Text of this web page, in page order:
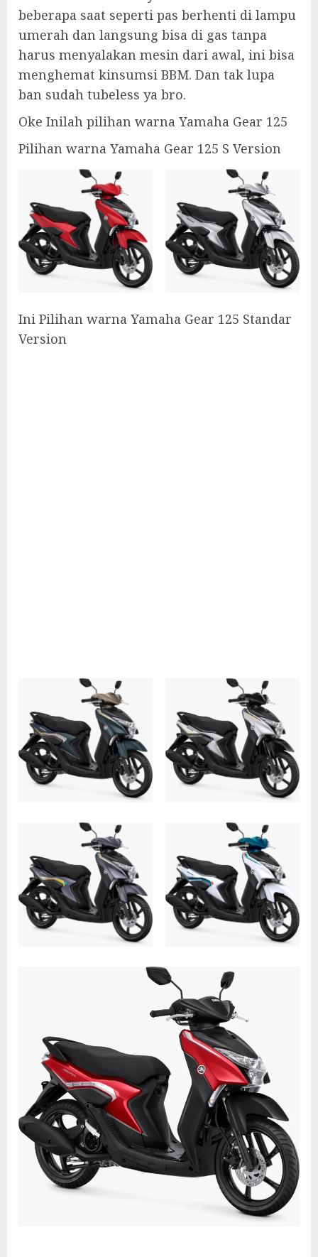
beberapa saat seperti pas berhenti di lampu
umerah dan langsung bisa di gas tanpa
harus menyalakan mesin dari awal, ini bisa
menghemat kinsumsi BBM. Dan tak lupa
ban sudah tubeless ya bro.
Oke Inilah pilihan warna Yamaha Gear 125
Pilihan warna Yamaha Gear 125 S Version
Ini Pilihan warna Yamaha Gear 125 Standar
Version